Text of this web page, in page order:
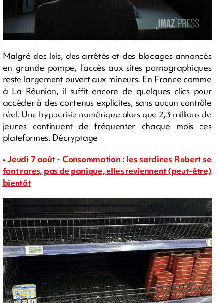
Malgré des lois, des arrêtés et des blocages annoncés
en grande pompe, l’accès aux sites pornographiques
reste largement ouvert aux mineurs. En France comme
à La Réunion, il suffit encore de quelques clics pour
accéder à des contenus explicites, sans aucun contrôle
réel. Une hypocrisie numérique alors que 2,3 millions de
jeunes continuent de fréquenter chaque mois ces
plateformes. Décryptage
• Jeudi 7 août - Consommation : les sardines Robert se
font rares, pas de panique, elles reviennent (peut-être)
bientôt